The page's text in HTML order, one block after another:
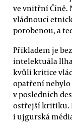
ve vnitřní Číně.
vládnoucí
porobenou, a
Příkladem je
intelektuála
kvůli kritice
opatření
v posledních
ostřejší kritiku.
i ujgurská